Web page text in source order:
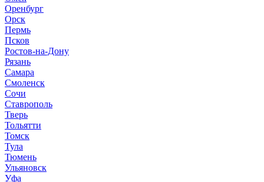
Оренбург
Орск
Пермь
Псков
Ростов-на-Дону
Рязань
Самара
Смоленск
Сочи
Ставрополь
Тверь
Тольятти
Томск
Тула
Тюмень
Ульяновск
Уфа